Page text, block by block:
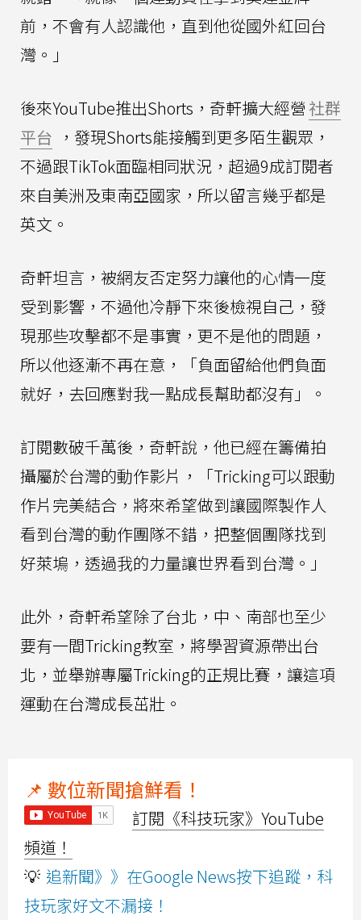
前，不會有人認識他，直到他從國外紅回台
灣。」
後來YouTube推出Shorts，奇軒擴大經營 社群
平台 ，發現Shorts能接觸到更多陌生觀眾，
不過跟TikTok面臨相同狀況，超過9成訂閱者
來自美洲及東南亞國家，所以留言幾乎都是
英文。
奇軒坦言，被網友否定努力讓他的心情一度
受到影響，不過他冷靜下來後檢視自己，發
現那些攻擊都不是事實，更不是他的問題，
所以他逐漸不再在意，「負面留給他們負面
就好，去回應對我一點成長幫助都沒有」。
訂閱數破千萬後，奇軒說，他已經在籌備拍
攝屬於台灣的動作影片，「Tricking可以跟動
作片完美結合，將來希望做到讓國際製作人
看到台灣的動作團隊不錯，把整個團隊找到
好萊塢，透過我的力量讓世界看到台灣。」
此外，奇軒希望除了台北，中、南部也至少
要有一間Tricking教室，將學習資源帶出台
北，並舉辦專屬Tricking的正規比賽，讓這項
運動在台灣成長茁壯。
📌 數位新聞搶鮮看！
訂閱《科技玩家》YouTube
頻道！
💡 追新聞》》在Google News按下追蹤，科
技玩家好文不漏接！